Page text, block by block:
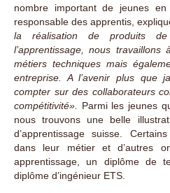
nombre important de jeunes en
responsable des apprentis,
la réalisation de produits
l’apprentissage, nous
métiers techniques mais
entreprise. A l’avenir plus que
compter sur des collaborateurs
compétitivité».
Parmi les jeunes
nous trouvons une belle
d’apprentissage suisse.
dans leur métier et d’autres
apprentissage, un diplôme de
diplôme d’ingénieur ETS.